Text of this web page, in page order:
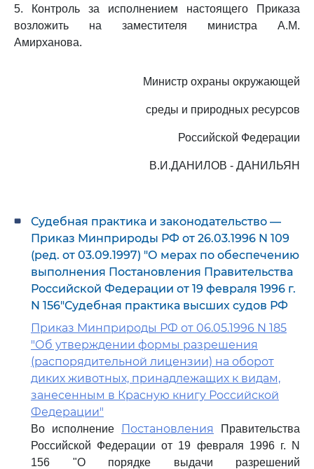
5. Контроль за исполнением настоящего Приказа
возложить на заместителя министра А.М.
Амирханова.
Министр охраны окружающей
среды и природных ресурсов
Российской Федерации
В.И.ДАНИЛОВ - ДАНИЛЬЯН
Судебная практика и законодательство —
Приказ Минприроды РФ от 26.03.1996 N 109
(ред. от 03.09.1997) "О мерах по обеспечению
выполнения Постановления Правительства
Российской Федерации от 19 февраля 1996 г.
N 156"Судебная практика высших судов РФ
Приказ Минприроды РФ от 06.05.1996 N 185
"Об утверждении формы разрешения
(распорядительной лицензии) на оборот
диких животных, принадлежащих к видам,
занесенным в Красную книгу Российской
Федерации"
Во исполнение Постановления
Правительства
Российской Федерации от 19 февраля 1996 г. N
156 "О порядке выдачи разрешений